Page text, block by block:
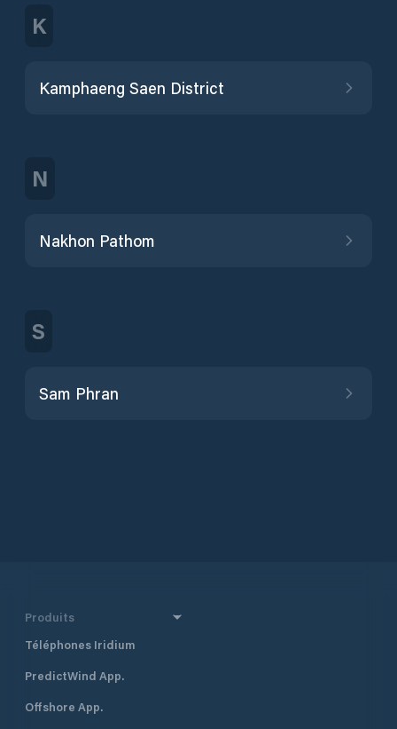
K
Kamphaeng Saen District
N
Nakhon Pathom
S
Sam Phran
Produits
Téléphones Iridium
PredictWind App.
Offshore App.